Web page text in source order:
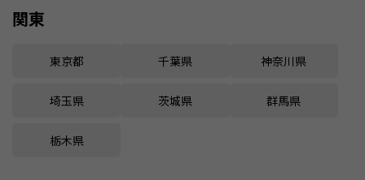
関東
東京都 千葉県 神奈川県
埼玉県 茨城県 群馬県
栃木県